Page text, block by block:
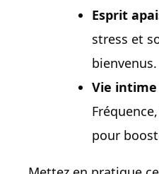
Esprit
stress et
bienvenus.
Vie
pour